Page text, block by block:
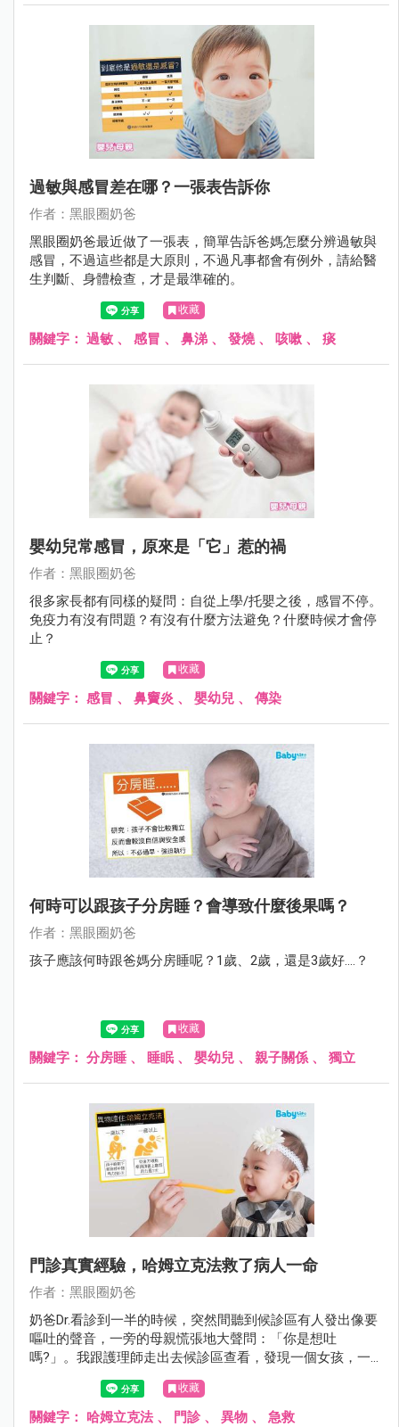
過敏與感冒差在哪？一張表告訴你
作者：黑眼圈奶爸
黑眼圈奶爸最近做了一張表，簡單告訴爸媽怎麼分辨過敏與
感冒，不過這些都是大原則，不過凡事都會有例外，請給醫
生判斷、身體檢查，才是最準確的。
收藏
關鍵字： 過敏 、 感冒 、 鼻涕 、 發燒、 咳嗽 、 痰
嬰幼兒常感冒，原來是「它」惹的禍
作者：黑眼圈奶爸
很多家長都有同樣的疑問：自從上學/托嬰之後，感冒不停。
免疫力有沒有問題？有沒有什麼方法避免？什麼時候才會停
止？
收藏
關鍵字： 感冒 、 鼻竇炎 、 嬰幼兒 、 傳染
何時可以跟孩子分房睡？會導致什麼後果嗎？
作者：黑眼圈奶爸
孩子應該何時跟爸媽分房睡呢？1歲、2歲，還是3歲好....？
收藏
關鍵字： 分房睡 、 睡眠、 嬰幼兒 、 親子關係 、 獨立
門診真實經驗，哈姆立克法救了病人一命
作者：黑眼圈奶爸
奶爸Dr.看診到一半的時候，突然間聽到候診區有人發出像要
嘔吐的聲音，一旁的母親慌張地大聲問：「你是想吐
嗎?」。我跟護理師走出去候診區查看，發現一個女孩，一
手捏著自己的喉嚨，另外一手像是溺水般在空中抓東西，好
像很辛苦，在掙扎一樣，沒有辦法說話呼吸，雙腳站不穩，
不斷地亂抓，想要拼命呼吸、求救。
收藏
關鍵字： 哈姆立克法 、 門診 、 異物 、 急救